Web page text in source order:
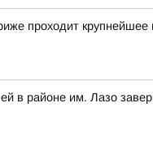
проходит
в районе им. Лазо